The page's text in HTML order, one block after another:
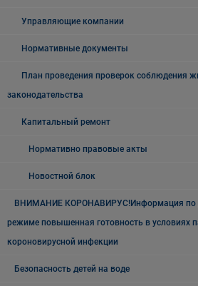
Управляющие компании
Нормативные документы
План проведения проверок соблюдения
законодательства
Капитальный ремонт
Нормативно правовые акты
Новостной блок
ВНИМАНИЕ КОРОНАВИРУС!Информация по
режиме повышенная готовность в условиях
короновирусной инфекции
Безопасность детей на воде